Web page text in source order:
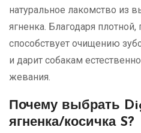
натуральное лакомство из
ягненка. Благодаря плотной,
способствует очищению
и дарит собакам
жевания.
Почему выбрать
ягненка/косичка S?